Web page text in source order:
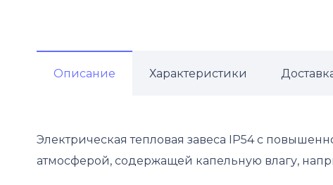
Описание Характеристики
Электрическая тепловая завеса IP54 с
атмосферой, содержащей капельную влагу,